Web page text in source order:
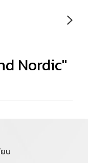
Nordic"
บ